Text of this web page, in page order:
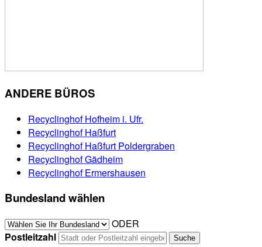
ANDERE BÜROS
Recyclinghof Hofheim i. Ufr.
Recyclinghof Haßfurt
Recyclinghof Haßfurt Poldergraben
Recyclinghof Gädheim
Recyclinghof Ermershausen
Bundesland wählen
ODER
Postleitzahl